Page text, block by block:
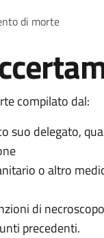
di morte
compilato dal:
suo delegato,
o altro
di
precedenti.